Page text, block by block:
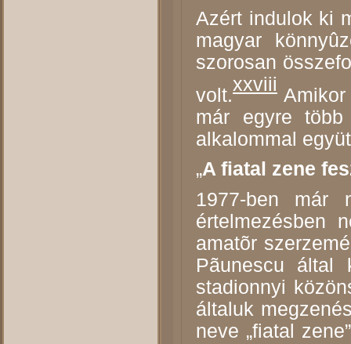
Azért indulok ki
magyar
szorosan
volt.
xxviii
már egyre
alkalommal
„A fiatal zene
1977-ben
értelmezésben
amatõr
Pãunescu által
stadionnyi
általuk
neve „fiatal